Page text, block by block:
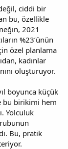
ciddi bir
bu, özellikle
2021
%23’ünün
özel planlama
kadınlar
oluşturuyor.
boyunca küçük
bu birikimi hem
Yolculuk
Bu, pratik